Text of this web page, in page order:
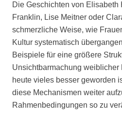
Die Geschichten von Elisabeth
Franklin, Lise Meitner oder
schmerzliche Weise, wie
Kultur systematisch
Beispiele für eine größere
Unsichtbarmachung weiblicher
heute vieles besser geworden
diese Mechanismen weiter
Rahmenbedingungen so zu